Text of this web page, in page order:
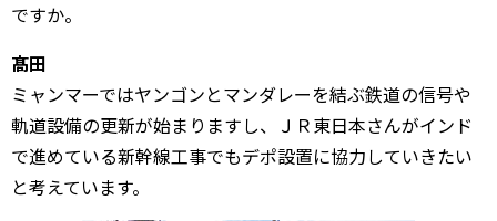
ですか。
髙田
ミャンマーではヤンゴンとマンダレーを結ぶ鉄道の信号や
軌道設備の更新が始まりますし、ＪＲ東日本さんがインド
で進めている新幹線工事でもデポ設置に協力していきたい
と考えています。